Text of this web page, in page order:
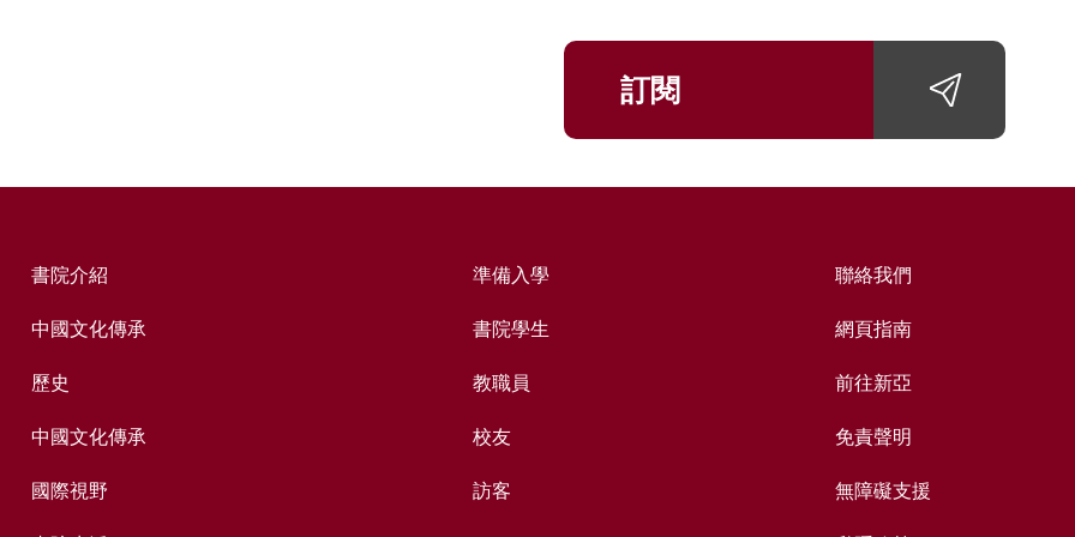
訂閱
書院介紹
中國文化傳承
歷史
中國文化傳承
國際視野
準備入學
書院學生
教職員
校友
訪客
聯絡我們
網頁指南
前往新亞
免責聲明
無障礙支援